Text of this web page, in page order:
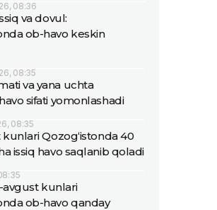
08:36
va dovul:
ob-havo keskin
08:35
va yana uchta
sifati yomonlashadi
08:35
kunlari Qozog‘istonda 40
issiq havo saqlanib qoladi
avgust kunlari
ob-havo qanday